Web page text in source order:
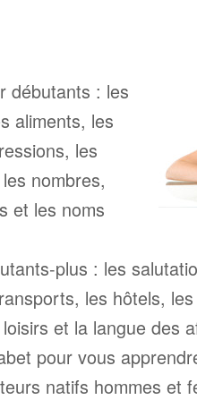
débutants : les
aliments, les
les
nombres,
et les noms
plus : les
les hôtels,
et la langue des
pour vous
natifs hommes et